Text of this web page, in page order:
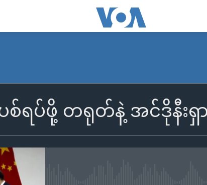
ပစ်ရပ်ဖို့ တရုတ်နဲ့ အင်ဒိုနီးရှ